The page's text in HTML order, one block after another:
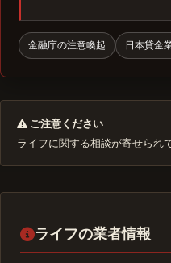
金融庁の注意喚起 日本貸金
ご注意ください
ライフに関する相談が寄せられ
ライフの業者情報